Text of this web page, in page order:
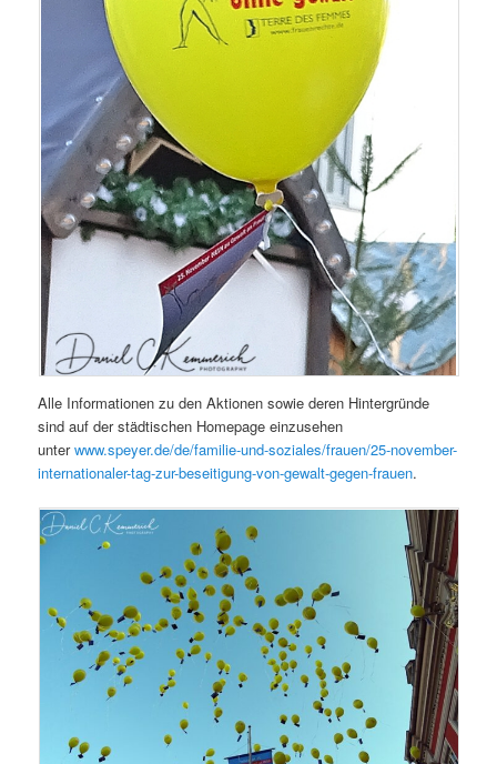
Alle Informationen zu den Aktionen sowie deren Hintergründe
sind auf der städtischen Homepage einzusehen
unterwww.speyer.de/de/familie-und-soziales/frauen/25-november-
internationaler-tag-zur-beseitigung-von-gewalt-gegen-frauen.